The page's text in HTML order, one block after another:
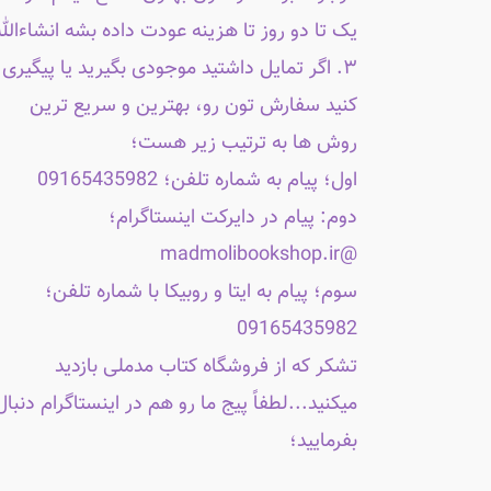
یک تا دو روز تا هزینه عودت داده بشه
۳. اگر تمایل داشتید موجودی بگیرید یا پیگیری
کنید سفارش تون رو، بهترین و سریع ترین
روش ها به ترتیب زیر هست؛
اول؛ پیام به شماره تلفن؛ 09165435982
دوم: پیام در دایرکت اینستاگرام؛
@madmolibookshop.ir
سوم؛ پیام به ایتا و روبیکا با شماره تلفن؛
09165435982
تشکر که از فروشگاه کتاب مدملی بازدید
میکنید...لطفاً پیج ما رو هم در اینستاگرام
بفرمایید؛